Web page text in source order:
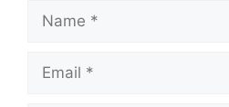
Name
Email